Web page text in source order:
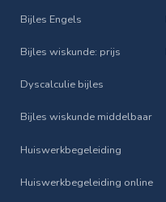
Bijles Engels
Bijles wiskunde: prijs
Dyscalculie bijles
Bijles wiskunde middelbaar
Huiswerkbegeleiding
Huiswerkbegeleiding online